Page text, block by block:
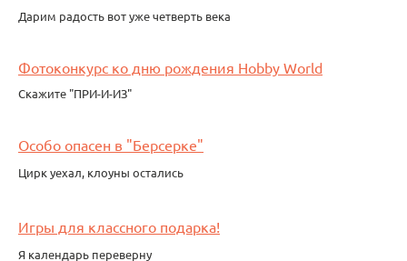
Дарим радость вот уже четверть века
Фотоконкурс ко дню рождения Hobby World
Скажите "ПРИ-И-ИЗ"
Особо опасен в "Берсерке"
Цирк уехал, клоуны остались
Игры для классного подарка!
Я календарь переверну